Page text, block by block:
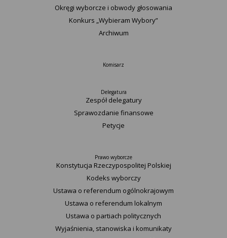
Okręgi wyborcze i obwody głosowania
Konkurs „Wybieram Wybory”
Archiwum
Komisarz
Delegatura
Zespół delegatury
Sprawozdanie finansowe
Petycje
Prawo wyborcze
Konstytucja Rzeczypospolitej Polskiej​
Kodeks wyborczy
Ustawa o referendum ogólnokrajowym
Ustawa o referendum lokalnym
Ustawa o partiach politycznych
Wyjaśnienia, stanowiska i komunikaty